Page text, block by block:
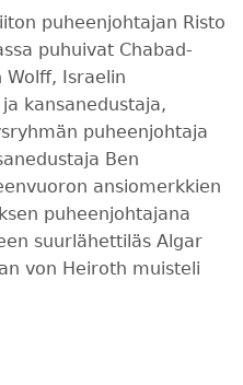
puheenjohtajan Risto
puhuivat Chabad-
Wolff, Israelin
kansanedustaja,
puheenjohtaja
Ben
ansiomerkkien
puheenjohtajana
suurlähettiläs Algar
von Heiroth muisteli